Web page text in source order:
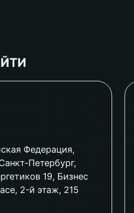
Федерация,
Петербург,
19, Бизнес
2-й этаж, 215